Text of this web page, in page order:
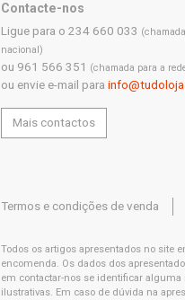
Contacte-nos
Ligue para o 234 660 033
nacional)
ou 961 566 351 (chamada para a
ou envie e-mail para
Mais contactos
Termos e condições de venda
Todos os artigos apresentados no site
encomenda. Os dados dos
em contactar-nos se identificar
ilustrativas. Em caso de dúvida na